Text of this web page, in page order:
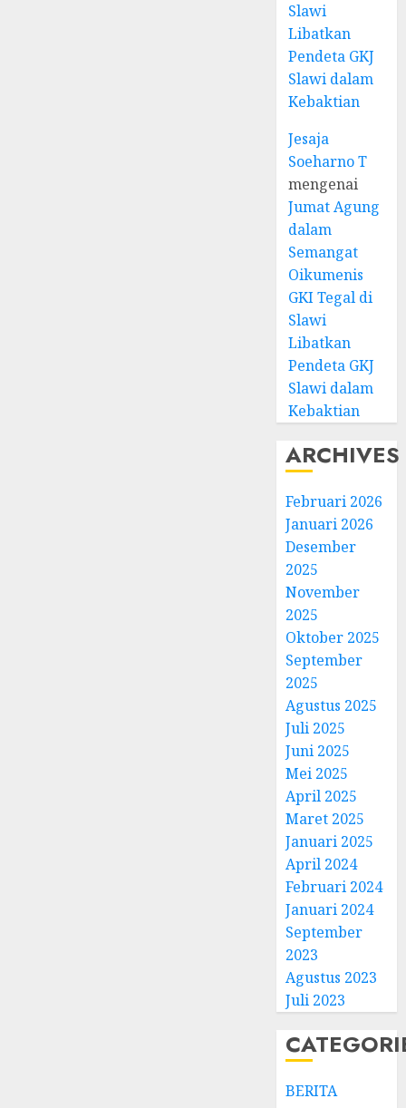
Slawi
Libatkan
Pendeta GKJ
Slawi dalam
Kebaktian
Jesaja
Soeharno T
mengenai
Jumat Agung
dalam
Semangat
Oikumenis
GKI Tegal di
Slawi
Libatkan
Pendeta GKJ
Slawi dalam
Kebaktian
ARCHIVES
Februari 2026
Januari 2026
Desember
2025
November
2025
Oktober 2025
September
2025
Agustus 2025
Juli 2025
Juni 2025
Mei 2025
April 2025
Maret 2025
Januari 2025
April 2024
Februari 2024
Januari 2024
September
2023
Agustus 2023
Juli 2023
BERITA
3
Natal
BKSG
Tegal
di
11, 2026
4
Samuel
Adi
dan